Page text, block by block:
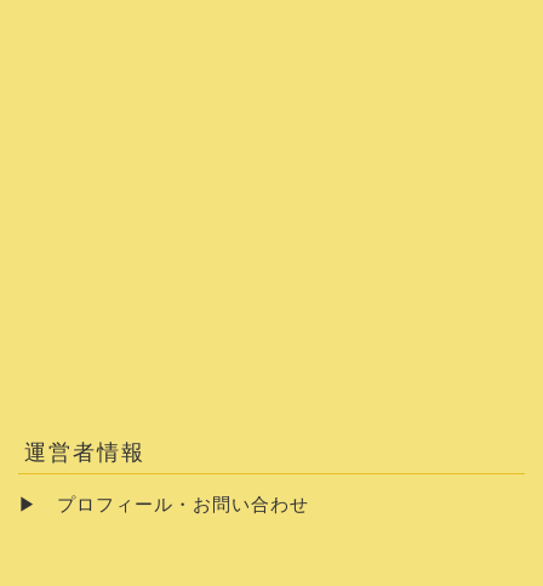
運営者情報
▶ プロフィール・お問い合わせ